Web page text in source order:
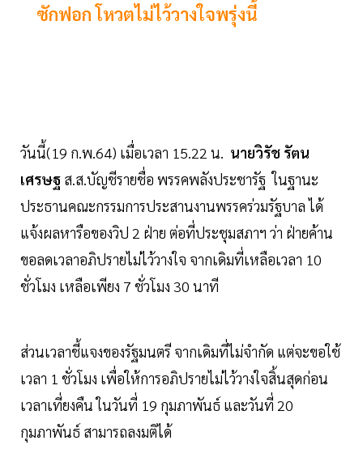
ซักฟอก โหวตไม่ไว้วางใจพรุ่งนี้
วันนี้(19 ก.พ.64) เมื่อเวลา 15.22 น. นายวิรัช รัตน
เศรษฐ ส.ส.บัญชีรายชื่อ พรรคพลังประชารัฐ ในฐานะ
ประธานคณะกรรมการประสานงานพรรคร่วมรัฐบาล ได้
แจ้งผลหารือของวิป 2 ฝ่าย ต่อที่ประชุมสภาฯ ว่า ฝ่ายค้าน
ขอลดเวลาอภิปรายไม่ไว้วางใจ จากเดิมที่เหลือเวลา 10
ชั่วโมง เหลือเพียง 7 ชั่วโมง 30 นาที
ส่วนเวลาชี้แจงของรัฐมนตรี จากเดิมที่ไม่จำกัด แต่จะขอใช้
เวลา 1 ชั่วโมง เพื่อให้การอภิปรายไม่ไว้วางใจสิ้นสุดก่อน
เวลาเที่ยงคืน ในวันที่ 19 กุมภาพันธ์ และวันที่ 20
กุมภาพันธ์ สามารถลงมติได้